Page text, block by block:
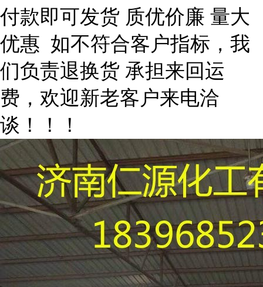
付款即可发货 质优价廉 量大
优惠 如不符合客户指标，我
们负责退换货 承担来回运
费，欢迎新老客户来电洽
谈！！！